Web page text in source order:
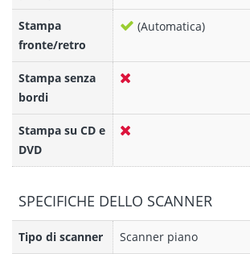
Stampa
fronte/retro
(Automatica)
Stampa senza
bordi
Stampa su CD e
DVD
SPECIFICHE DELLO SCANNER
Tipo di scanner Scanner piano